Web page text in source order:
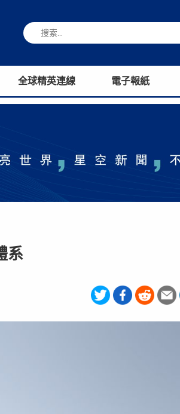
全球精英連線 電子報紙
系